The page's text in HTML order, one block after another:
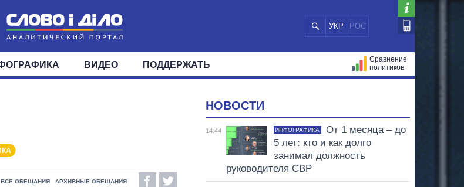
УКР РОС
ВИДЕО ПОДДЕРЖАТЬ
Сравнение
политиков
ВСЕ ОБЕЩАНИЯ АРХИВНЫЕ ОБЕЩАНИЯ
НОВОСТИ
14:44 ИНФОГРАФИКА
От 1 месяца – до
5 лет: кто и как долго
занимал должность
руководителя СВР